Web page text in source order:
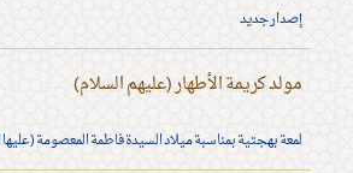
إصدار جديد
مولد كريمة الأطهار (عليهم السلام)
لمعة بهجتية بمناسبة ميلاد السيدة فاطمة المعصومة